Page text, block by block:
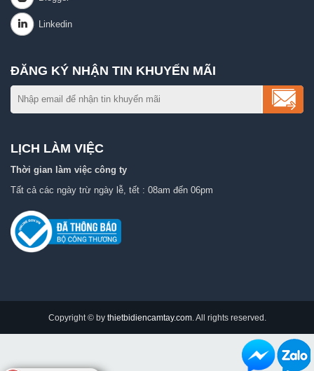
ĐĂNG KÝ NHẬN TIN KHUYẾN MÃI
LỊCH LÀM VIỆC
Thời gian làm việc công ty
Tất cả các ngày trừ ngày lễ, tết : 08am đến 06pm
Copyright © by thietbidiencamtay.com. All rights reserved.